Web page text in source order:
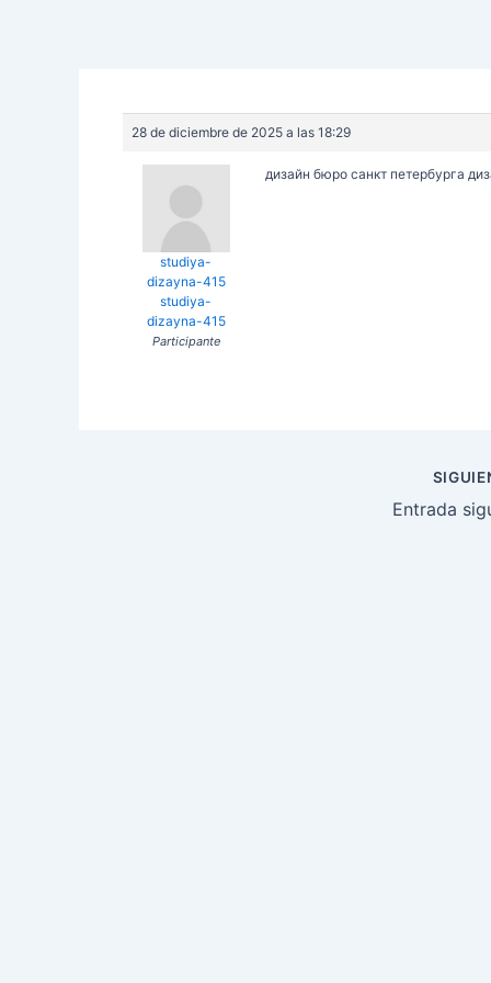
28 de diciembre de 2025 a las 18:29
studiya-
dizayna-415
studiya-
dizayna-415
Participante
дизайн бюро санкт петербурга
Entrada